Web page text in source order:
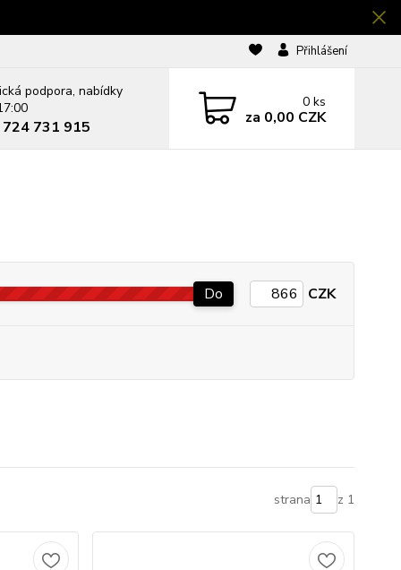
Přihlášení
podpora, nabídky
731 915
0 ks
za 0,00 CZK
Do CZK
strana z 1